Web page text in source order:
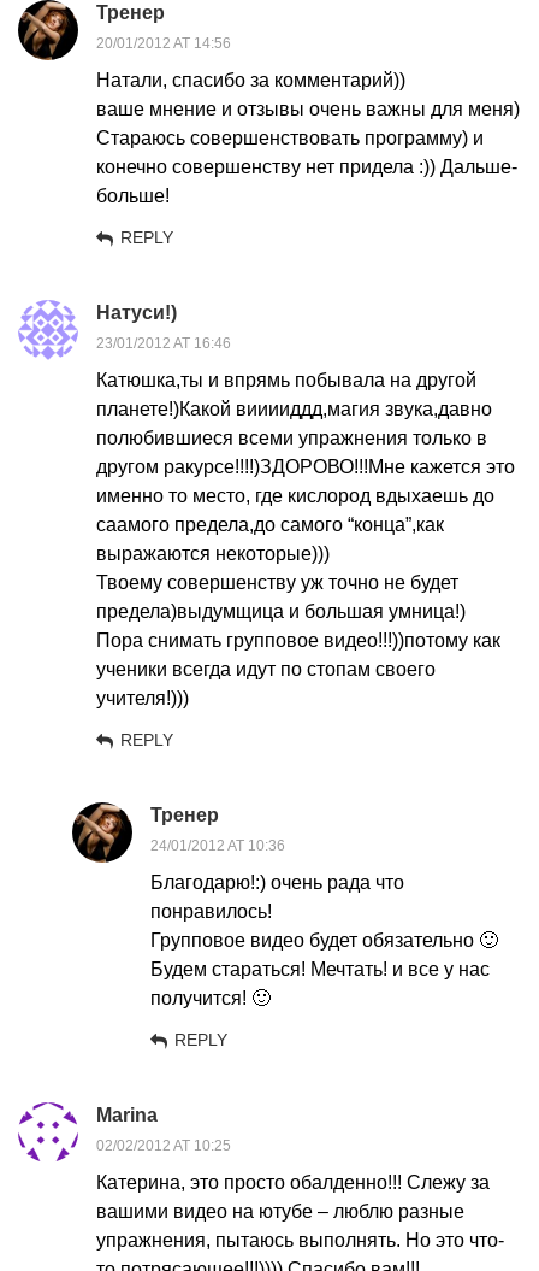
Тренер
20/01/2012 AT 14:56
Натали, спасибо за комментарий))
ваше мнение и отзывы очень важны для меня)
Стараюсь совершенствовать программу) и
конечно совершенству нет придела :)) Дальше-
больше!
REPLY
Натуси!)
23/01/2012 AT 16:46
Катюшка,ты и впрямь побывала на другой
планете!)Какой вииииддд,магия звука,давно
полюбившиеся всеми упражнения только в
другом ракурсе!!!!)ЗДОРОВО!!!Мне кажется это
именно то место, где кислород вдыхаешь до
саамого предела,до самого “конца”,как
выражаются некоторые)))
Твоему совершенству уж точно не будет
предела)выдумщица и большая умница!)
Пора снимать групповое видео!!!))потому как
ученики всегда идут по стопам своего
учителя!)))
REPLY
Тренер
24/01/2012 AT 10:36
Благодарю!:) очень рада что
понравилось!
Групповое видео будет обязательно 🙂
Будем стараться! Мечтать! и все у нас
получится! 🙂
REPLY
Marina
02/02/2012 AT 10:25
Катерина, это просто обалденно!!! Слежу за
вашими видео на ютубе – люблю разные
упражнения, пытаюсь выполнять. Но это что-